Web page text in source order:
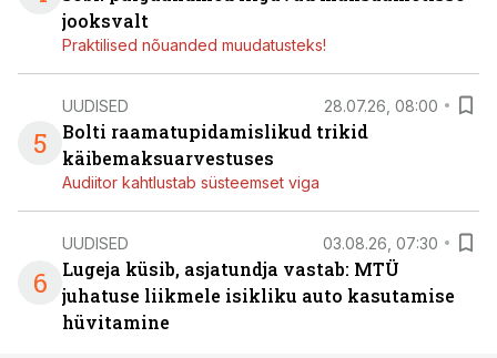
jooksvalt
Praktilised nõuanded muudatusteks!
5
UUDISED 28.07.26, 08:00
Bolti raamatupidamislikud trikid
käibemaksuarvestuses
Audiitor kahtlustab süsteemset viga
6
UUDISED 03.08.26, 07:30
Lugeja küsib, asjatundja vastab: MTÜ
juhatuse liikmele isikliku auto kasutamise
hüvitamine